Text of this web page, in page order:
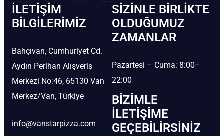
İLETIŞIM
BİLGILERIMIZ
Bahçıvan, Cumhuriyet Cd.
Aydın Perihan Alışveriş
Merkezi No:46, 65130 Van
Merkez/Van, Türkiye
info@vanstarpizza.com
SIZINLE BIRLIKTE
OLDUĞUMUZ
ZAMANLAR
Pazartesi – Cuma: 8:00–
22:00
BIZIMLE
İLETIŞIME
GEÇEBILIRSINIZ